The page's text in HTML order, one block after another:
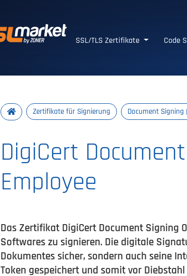
SSL/TLS Zertifikate Code
Zertifikate für Signierung Document Signing
DigiCert
Employee
Das Zertifikat DigiCert Document Signing
Softwares zu signieren. Die digitale
Dokumentes sicher, sondern auch seine
Token gespeichert und somit vor